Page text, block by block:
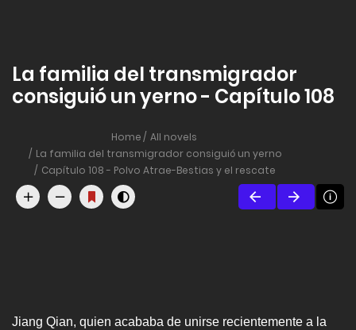
La familia del transmigrador
consiguió un yerno - Capítulo 108
Home
All novels
La familia del transmigrador consiguió un yerno
Capítulo 108 - Polvo Atrae-Bestias y el rescate
Jiang Qian, quien acababa de unirse recientemente a la